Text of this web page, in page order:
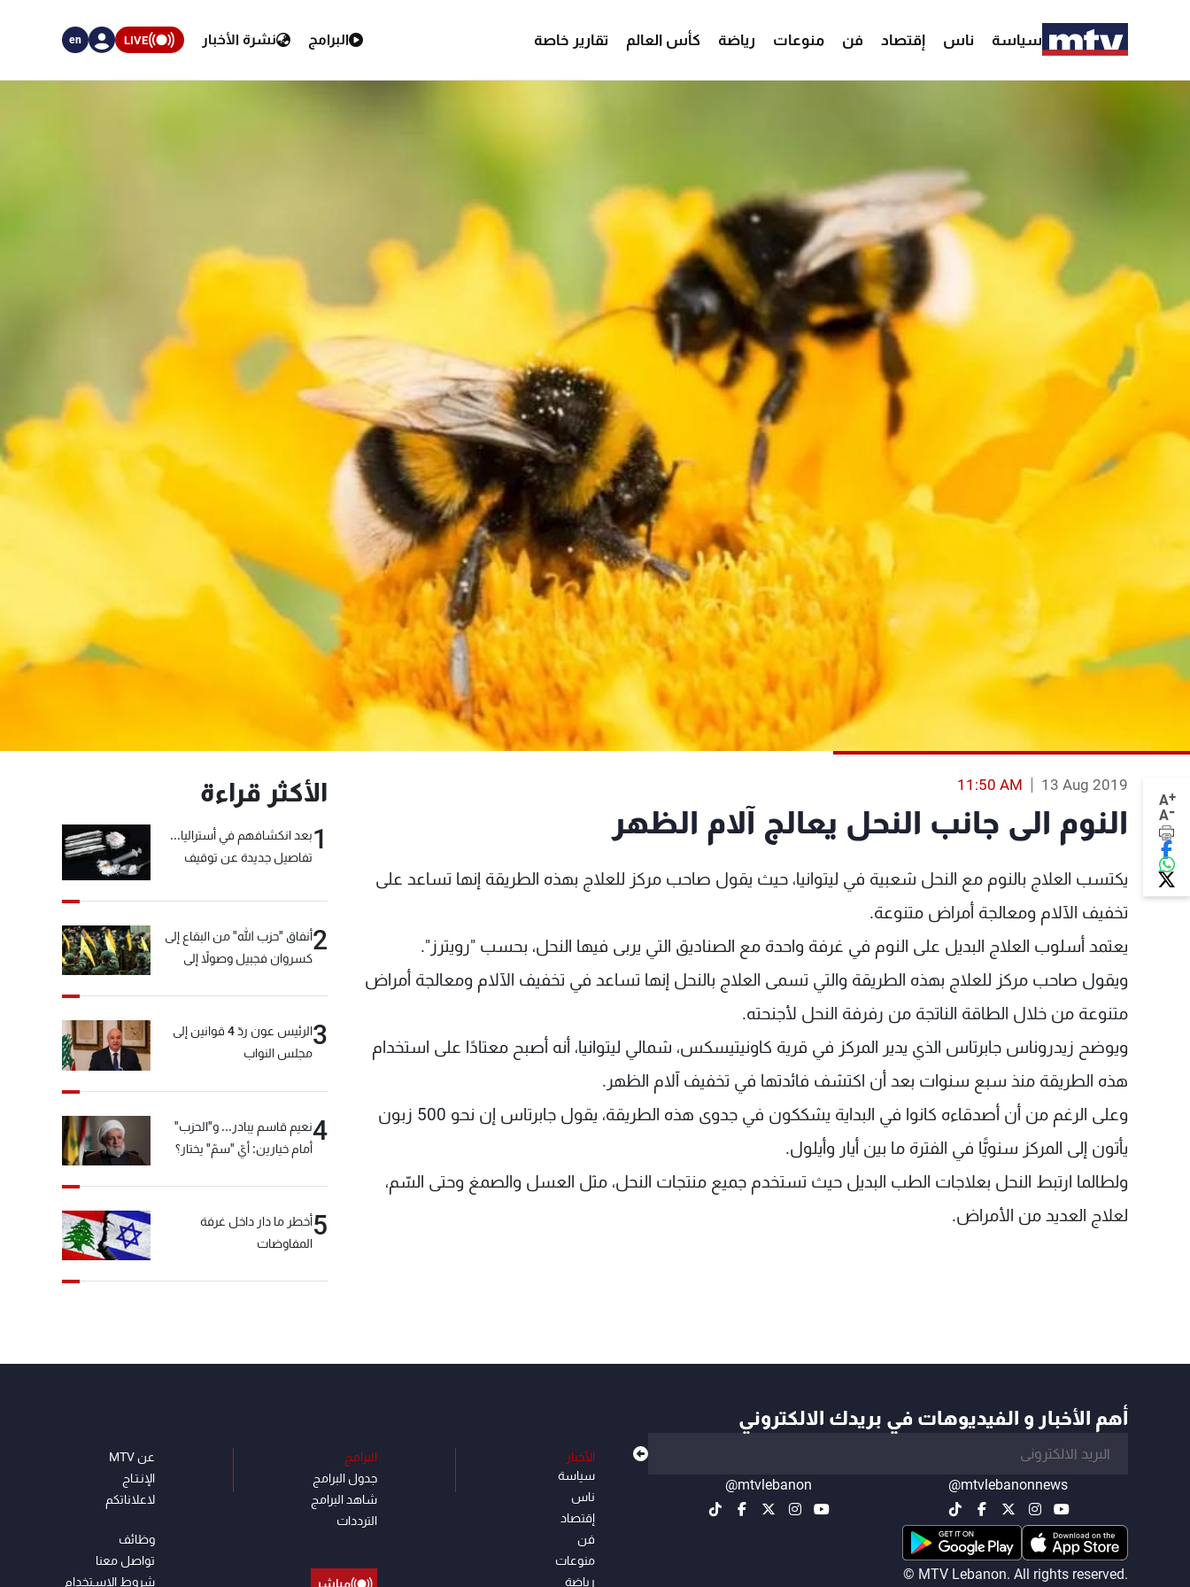
سياسة ناس إقتصاد فن منوعات رياضة كأس العالم تقارير خاصة البرامج نشرة الأخبار LIVE
en
A+
A-
13 Aug 2019
11:50 AM
النوم الى جانب النحل يعالج آلام الظهر
يكتسب العلاج بالنوم مع النحل شعبية في ليتوانيا، حيث يقول صاحب مركز للعلاج بهذه الطريقة إنها تساعد على
تخفيف الآلام ومعالجة أمراض متنوعة.
يعتمد أسلوب العلاج البديل على النوم في غرفة واحدة مع الصناديق التي يربى فيها النحل، بحسب "رويترز".
ويقول صاحب مركز للعلاج بهذه الطريقة والتي تسمى العلاج بالنحل إنها تساعد في تخفيف الآلام ومعالجة أمراض
متنوعة من خلال الطاقة الناتجة من رفرفة النحل لأجنحته.
ويوضح زيدروناس جابرتاس الذي يدير المركز في قرية كاونيتيسكس، شمالي ليتوانيا، أنه أصبح معتادًا على استخدام
هذه الطريقة منذ سبع سنوات بعد أن اكتشف فائدتها في تخفيف آلام الظهر.
وعلى الرغم من أن أصدقاءه كانوا في البداية يشككون في جدوى هذه الطريقة، يقول جابرتاس إن نحو 500 زبون
يأتون إلى المركز سنويًّا في الفترة ما بين أيار وأيلول.
ولطالما ارتبط النحل بعلاجات الطب البديل حيث تستخدم جميع منتجات النحل، مثل العسل والصمغ وحتى السّم،
لعلاج العديد من الأمراض.
الأكثر قراءة
1بعد انكشافهم في أستراليا...
تفاصيل جديدة عن توقيف
2أنفاق "حزب الله" من البقاع إلى
كسروان فجبيل وصولاً إلى
3
الرئيس عون ردّ 4 قوانين إلى
مجلس النواب
4نعيم قاسم يبادر... و"الحزب"
أمام خيارين: أيّ "سمّ" يختار؟
5أخطر ما دار داخل غرفة
المفاوضات
أهم الأخبار و الفيديوهات في بريدك الالكتروني
@mtvlebanonnews
@mtvlebanon
© MTV Lebanon. All rights reserved.
الأخبار
سياسة
ناس
إقتصاد
فن
منوعات
رياضة
البرامج
جدول البرامج
شاهد البرامج
الترددات
مباشر
عن MTV
الإنـتـاج
لاعلاناتكم
وظائف
تواصل معنا
شروط الإسـتخدام